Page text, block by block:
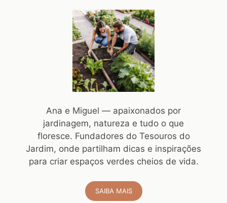
Ana e Miguel — apaixonados por
jardinagem, natureza e tudo o que
floresce. Fundadores do Tesouros do
Jardim, onde partilham dicas e inspirações
para criar espaços verdes cheios de vida.
SAIBA MAIS